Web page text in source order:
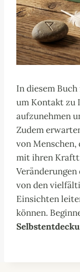
In diesem
um Kontakt zu
aufzunehmen
Zudem
von
mit ihren
Veränderungen
von den
Einsichten
können.